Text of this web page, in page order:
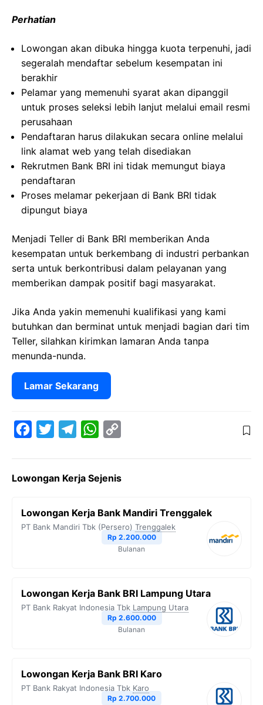
Perhatian
Lowongan akan dibuka hingga kuota terpenuhi, jadi
segeralah mendaftar sebelum kesempatan ini
berakhir
Pelamar yang memenuhi syarat akan dipanggil
untuk proses seleksi lebih lanjut melalui email resmi
perusahaan
Pendaftaran harus dilakukan secara online melalui
link alamat web yang telah disediakan
Rekrutmen Bank BRI ini tidak memungut biaya
pendaftaran
Proses melamar pekerjaan di Bank BRI tidak
dipungut biaya
Menjadi Teller di Bank BRI memberikan Anda
kesempatan untuk berkembang di industri perbankan
serta untuk berkontribusi dalam pelayanan yang
memberikan dampak positif bagi masyarakat.
Jika Anda yakin memenuhi kualifikasi yang kami
butuhkan dan berminat untuk menjadi bagian dari tim
Teller, silahkan kirimkan lamaran Anda tanpa
menunda-nunda.
Lamar Sekarang
e
o
t
e
e
r
W
t
A
y
n
k
Lowongan Kerja Sejenis
Lowongan Kerja Bank Mandiri Trenggalek
PT Bank Mandiri Tbk (Persero) Trenggalek
Rp 2.200.000
Bulanan
Lowongan Kerja Bank BRI Lampung Utara
PT Bank Rakyat Indonesia Tbk Lampung Utara
Rp 2.600.000
Bulanan
Lowongan Kerja Bank BRI Karo
PT Bank Rakyat Indonesia Tbk Karo
Rp 2.700.000